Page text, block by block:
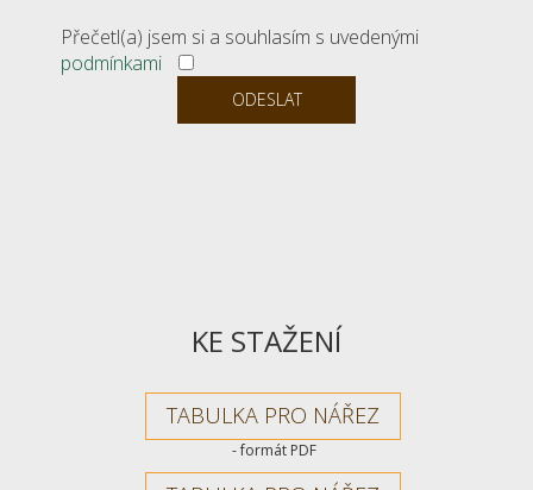
Přečetl(a) jsem si a souhlasím s uvedenými
podmínkami
KE STAŽENÍ
TABULKA PRO NÁŘEZ
- formát PDF